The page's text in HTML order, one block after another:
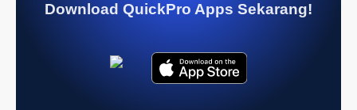
Download QuickPro Apps Sekarang!